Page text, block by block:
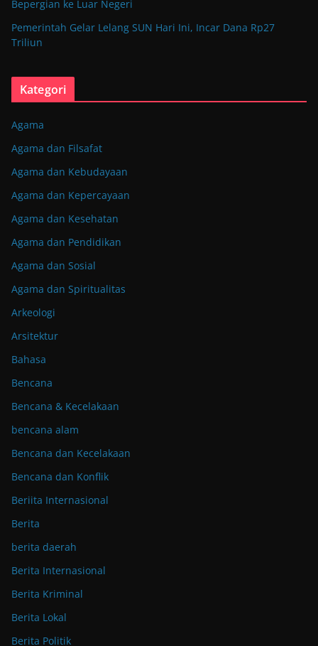
Bepergian ke Luar Negeri
Pemerintah Gelar Lelang SUN Hari Ini, Incar Dana Rp27
Triliun
Kategori
Agama
Agama dan Filsafat
Agama dan Kebudayaan
Agama dan Kepercayaan
Agama dan Kesehatan
Agama dan Pendidikan
Agama dan Sosial
Agama dan Spiritualitas
Arkeologi
Arsitektur
Bahasa
Bencana
Bencana & Kecelakaan
bencana alam
Bencana dan Kecelakaan
Bencana dan Konflik
Beriita Internasional
Berita
berita daerah
Berita Internasional
Berita Kriminal
Berita Lokal
Berita Politik